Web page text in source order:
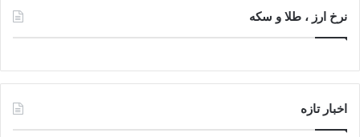
نرخ ارز ، طلا و سکه
اخبار تازه